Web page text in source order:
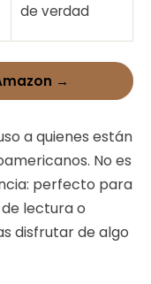
de verdad
→
a quienes están
No es
perfecto para
lectura o
disfrutar de algo